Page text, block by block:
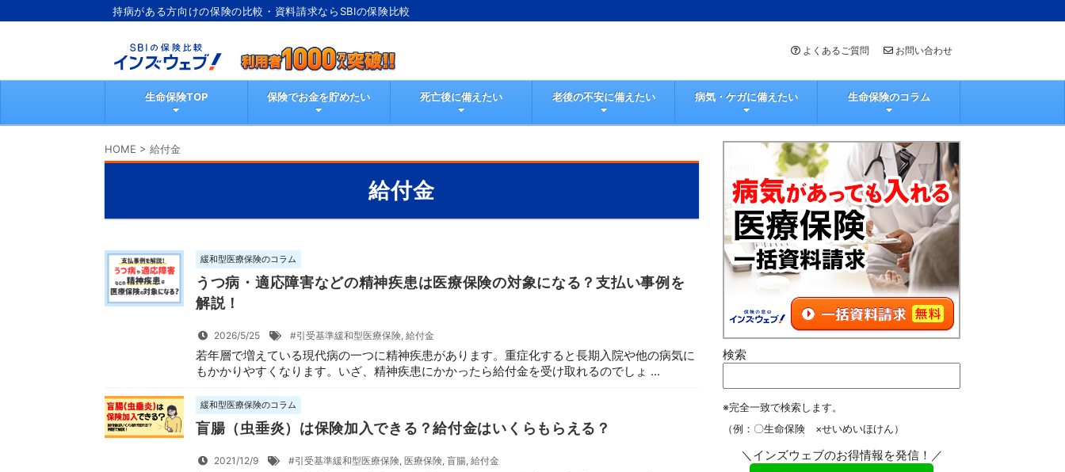
持病がある方向けの保険の比較・資料請求ならSBIの保険比較
よくあるご質問 お問い合わせ
生命保険TOP 保険でお金を貯めたい 死亡後に備えたい 老後の不安に備えたい 病気・ケガに備えたい 生命保険のコラム
HOME > 給付金
給付金
緩和型医療保険のコラム
うつ病・適応障害などの精神疾患は医療保険の対象になる？支払い事例を
解説！
2026/5/25 #引受基準緩和型医療保険, 給付金
若年層で増えている現代病の一つに精神疾患があります。重症化すると長期入院や他の病気に
もかかりやすくなります。いざ、精神疾患にかかったら給付金を受け取れるのでしょ ...
緩和型医療保険のコラム
盲腸（虫垂炎）は保険加入できる？給付金はいくらもらえる？
2021/12/9 #引受基準緩和型医療保険, 医療保険, 盲腸, 給付金
検索
※完全一致で検索します。
（例：〇生命保険 ×せいめいほけん）
＼インズウェブのお得情報を発信！／